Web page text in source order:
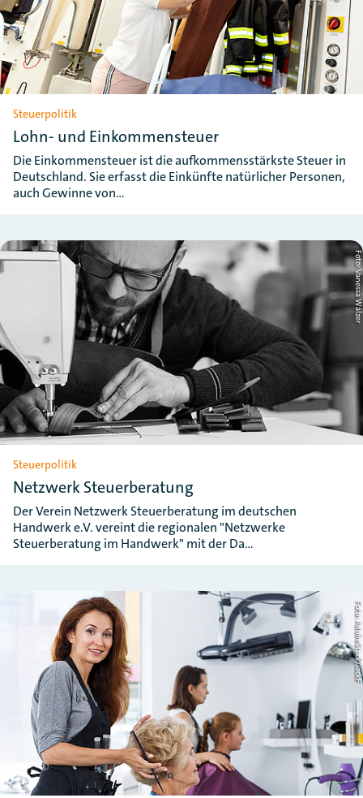
Steuerpolitik
Lohn- und Einkommensteuer
Die Einkommensteuer ist die aufkommensstärkste Steuer in
Deutschland. Sie erfasst die Einkünfte natürlicher Personen,
auch Gewinne von…
Foto: Vanessa Wälzer
Steuerpolitik
Netzwerk Steuerberatung
Der Verein Netzwerk Steuerberatung im deutschen
Handwerk e.V. vereint die regionalen "Netzwerke
Steuerberatung im Handwerk" mit der Da…
Foto: AdobeStock/JackF